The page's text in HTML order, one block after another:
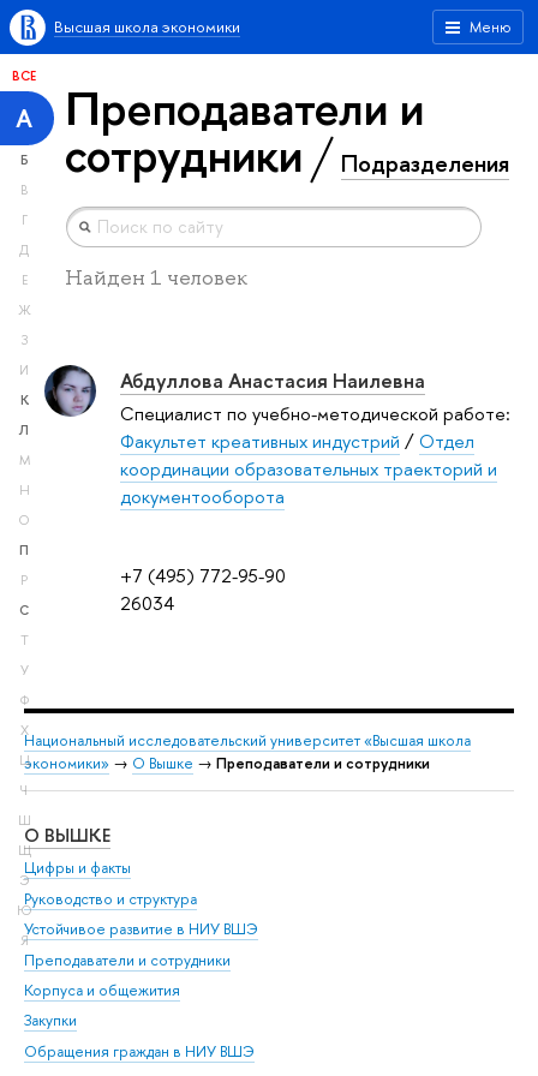
Меню
Высшая школа экономики
ВСЕ
А
Б
В
Г
Д
Е
Ж
З
И
К
Л
М
Н
О
П
Р
С
Т
У
Ф
Х
Ц
Ч
Ш
Щ
Э
Ю
Я
Преподаватели и
сотрудники Подразделения
Найден 1 человек
+7 (495) 772-95-90
26034
Абдуллова Анастасия Наилевна
Специалист по учебно-методической работе:
Факультет креативных индустрий /Отдел
координации образовательных траекторий и
документооборота
Национальный исследовательский университет «Высшая школа
экономики» → О Вышке → Преподаватели и сотрудники
О ВЫШКЕ
Цифры и факты
Руководство и структура
Устойчивое развитие в НИУ ВШЭ
Преподаватели и сотрудники
Корпуса и общежития
Закупки
Обращения граждан в НИУ ВШЭ